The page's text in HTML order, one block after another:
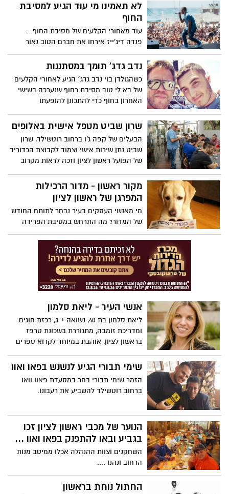
לא תאמינו מי עוד הגיע למסיבת
החוף
עוד מאחורי הקלעים של מסיבת החוף...
פנדה דיג'ייז אירחו את חברם הטוב נאור
אורמיה שבא לתמוך , ליידי L ופמלייתה, מוקי
זמר השנה,upgrade שחזרו מסיבוב הופעות
נדב גדג' תומך במסתננות
כשהגולדן בוי נדב גדג׳ הגיע לאחורי הקלעים
של בא לי טוב מסיבת רחוף שנערכה בשישי
האחרון בחוף כדי להתכונן להופעתו
בכדי להעניק לנדב ציור שהכינו במיוחד
והתחננו להצטלם.
שרון שביט מטפל אישית באלופים
הבעלים של קפה ג'ו ברחוב רוטשילד, שרון
שביט נתן שירות אישי וצמוד לקבוצת הכדוריד
של הפועל ראשון לציון וזכה לראות מקרוב
מקור ראשון - מדור הרכילות
המפרגן של ראשון לציון
מי מאנשי העסקים בעיר נבחר לתותח החודש
של המדור? מה התרחש במסיבת הפרידה
לדוד ביטן כשהחתן עלה לבמה והשתלט על
המיקרופון , מי הוציא מריכוז את מוקי ונדב
גדג' בזמן הופעה....ועוד רכילות מפרגנת
מרחבי העיר במדור החדש - "מקור ראשון"
אנשי העיר - ליאת סלמון
ליאת סלמון בת 40, נשואה + 3, רכזת חוגים
ומדריכת זומבה, מתגוררת בשכונת טרפז
בראשון לציון, אוהבת במיוחד לקרוא ספרים
ביקש להכיר אותה יותר לעומק וערך לה את
שימי תבורי הגיע לנשנש בפאו ואוו
הזמר שימי תבורי בחר במסעדת פאוו וואו
ברחוב רוטשילד להשביע את רעבונו.
הנוער של מכבי ראשון לציון זכו
בגביע ובאו להתפנק בפאו ואוו ...
השחקנים וצוות ההנהלה אכלו ממיטב מנות
הרחוב ונהנו ....
החתול נוחת בראשון